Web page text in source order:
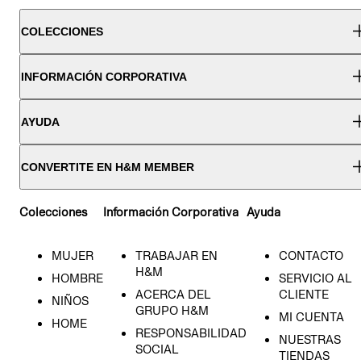
COLECCIONES
INFORMACIÓN CORPORATIVA
AYUDA
CONVERTITE EN H&M MEMBER
Colecciones
MUJER
HOMBRE
NIÑOS
HOME
Información Corporativa
TRABAJAR EN
H&M
ACERCA DEL
GRUPO H&M
RESPONSABILIDAD
SOCIAL
Ayuda
CONTACTO
SERVICIO AL
CLIENTE
MI CUENTA
NUESTRAS
TIENDAS